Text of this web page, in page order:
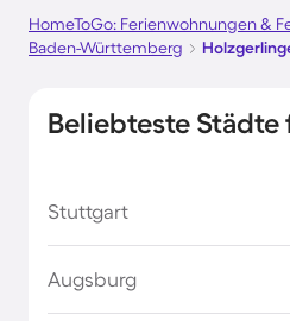
HomeToGo: Ferienwohnungen &
Baden-Württemberg
Beliebteste Städte
Stuttgart
Augsburg